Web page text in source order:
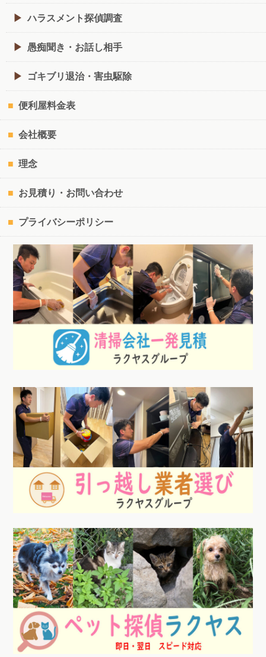
ハラスメント探偵調査
愚痴聞き・お話し相手
ゴキブリ退治・害虫駆除
便利屋料金表
会社概要
理念
お見積り・お問い合わせ
プライバシーポリシー